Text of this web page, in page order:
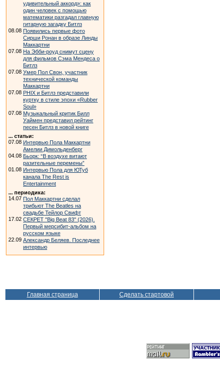
удивительный аккорд»: как
один человек с помощью
математики разгадал главную
гитарную загадку Битлз
08.08 Появились первые фото
Сирши Ронан в образе Линды
Маккартни
07.08 На Эбби-роуд снимут сцену
для фильмов Сэма Мендеса о
Битлз
07.08 Умер Пол Свон, участник
технической команды
Маккартни
07.08 PHIX и Битлз представили
куртку в стиле эпохи «Rubber
Soul»
07.08 Музыкальный критик Билл
Уаймен представил рейтинг
песен Битлз в новой книге
... статьи:
07.08 Интервью Пола Маккартни
Амелии Димольденберг
04.08 Бьорк: “В воздухе витают
разительные перемены”
01.08 Интервью Пола для ЮТуб
канала The Rest is
Entertainment
... периодика:
14.07 Пол Маккартни сделал
трибьют The Beatles на
свадьбе Тейлор Свифт
17.02 СЕКРЕТ "Big Beat 83" (2026).
Первый мерсибит-альбом на
русском языке
22.09 Александр Беляев. Последнее
интервью
Главная страница Сделать стартовой